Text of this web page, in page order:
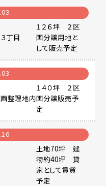
丁目
１２６坪 ２区
画分譲用地と
して販売予定
整理地内
１４０坪 ２区
画分譲販売予
定
土地70坪 建
物約40坪 貸
家として賃貸
予定